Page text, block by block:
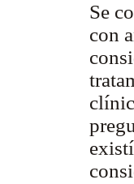
Se
con